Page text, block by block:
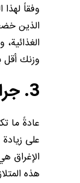
وفقاً
الذين
وزنك
3. جراحة انقاص الوزن هي الحل دائم لمشكلة البدانة
عادةً ما
على
الإغراق
هذه